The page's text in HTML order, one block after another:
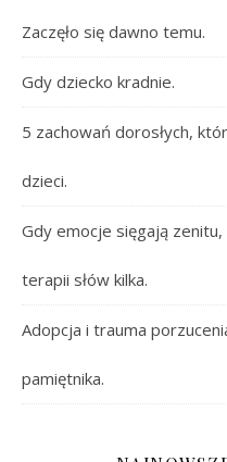
Zaczęło się dawno temu.
Gdy dziecko kradnie.
5 zachowań dorosłych,
dzieci.
Gdy emocje sięgają
terapii słów kilka.
Adopcja i trauma
pamiętnika.